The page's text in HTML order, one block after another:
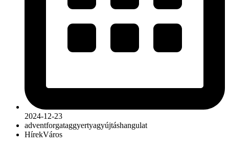
2024-12-23
adventforgataggyertyagyújtáshangulat
HírekVáros